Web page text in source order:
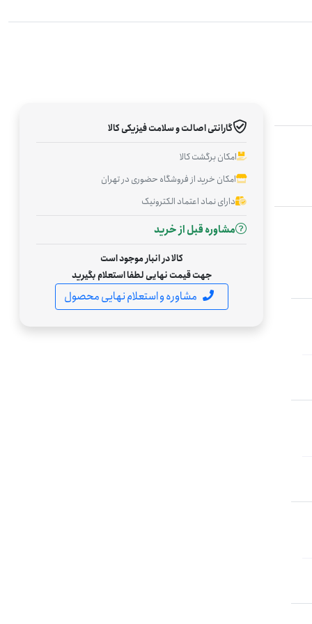
گارانتی اصالت و سلامت فیزیکی کالا
امکان برگشت کالا
امکان خرید از فروشگاه حضوری در تهران
دارای نماد اعتماد الکترونیک
مشاوره قبل از خرید
کالا در انبار موجود است
جهت قیمت نهایی لطفا استعلام بگیرید
مشاوره و استعلام نهایی محصول